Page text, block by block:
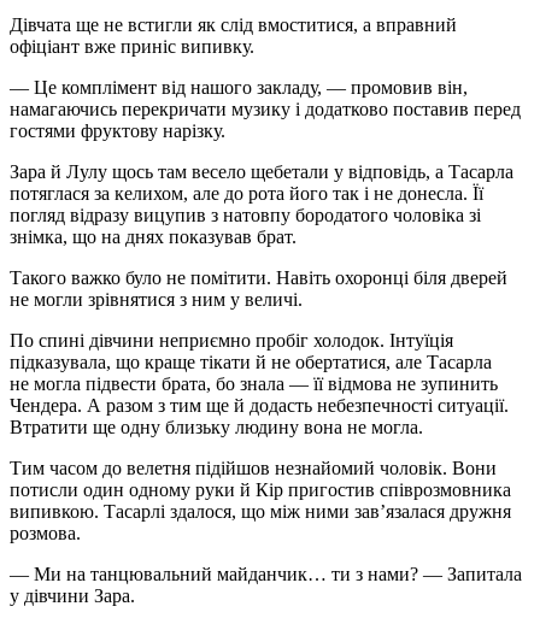
Дівчата ще не встигли як слід вмоститися, а вправний
офіціант вже приніс випивку.
— Це комплімент від нашого закладу, — промовив він,
намагаючись перекричати музику і додатково поставив перед
гостями фруктову нарізку.
Зара й Лулу щось там весело щебетали у відповідь, а Тасарла
потяглася за келихом, але до рота його так і не донесла. Її
погляд відразу вицупив з натовпу бородатого чоловіка зі
знімка, що на днях показував брат.
Такого важко було не помітити. Навіть охоронці біля дверей
не могли зрівнятися з ним у величі.
По спині дівчини неприємно пробіг холодок. Інтуїція
підказувала, що краще тікати й не обертатися, але Тасарла
не могла підвести брата, бо знала — її відмова не зупинить
Чендера. А разом з тим ще й додасть небезпечності ситуації.
Втратити ще одну близьку людину вона не могла.
Тим часом до велетня підійшов незнайомий чоловік. Вони
потисли один одному руки й Кір пригостив співрозмовника
випивкою. Тасарлі здалося, що між ними зав’язалася дружня
розмова.
— Ми на танцювальний майданчик… ти з нами? — Запитала
у дівчини Зара.